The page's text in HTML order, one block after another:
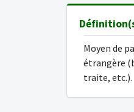
Moyen de
étrangère
traite, etc.).